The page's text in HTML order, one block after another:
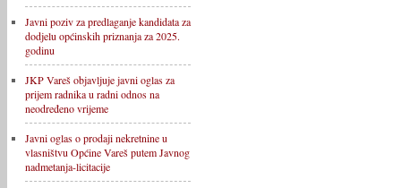
Javni poziv za predlaganje kandidata za
dodjelu općinskih priznanja za 2025.
godinu
JKP Vareš objavljuje javni oglas za
prijem radnika u radni odnos na
neodređeno vrijeme
Javni oglas o prodaji nekretnine u
vlasništvu Općine Vareš putem Javnog
nadmetanja-licitacije